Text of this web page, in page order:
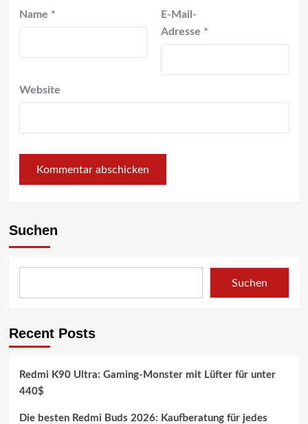
Name *
E-Mail-
Adresse *
Website
Suchen
Suchen
Recent Posts
Redmi K90 Ultra: Gaming-Monster mit Lüfter für unter
440$
Die besten Redmi Buds 2026: Kaufberatung für jedes